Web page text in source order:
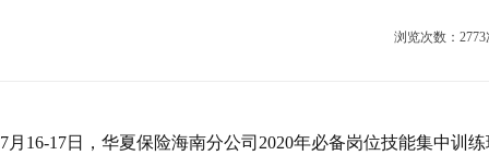
浏览次数：
7月16-17日，华夏保险海南分公司2020年必备岗位技能集中训